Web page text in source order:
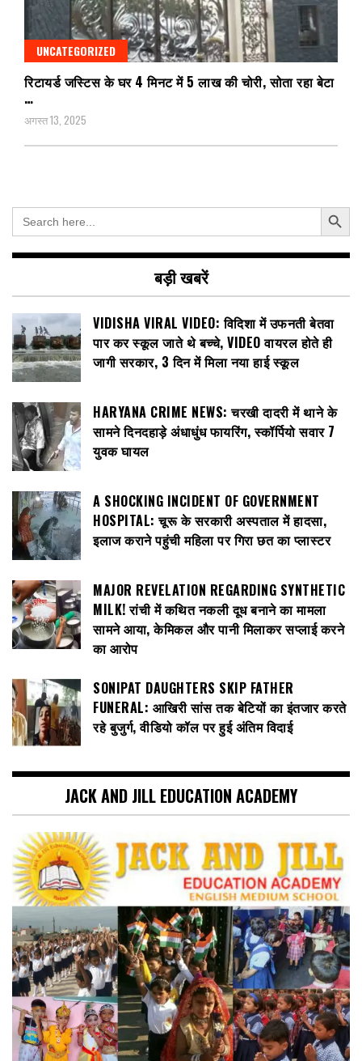
UNCATEGORIZED
रिटायर्ड जस्टिस के घर 4 मिनट में 5 लाख की चोरी, सोता रहा बेटा
…
अगस्त 13, 2025
Search
for:
Search Button
बड़ी खबरें
VIDISHA VIRAL VIDEO: विदिशा में उफनती बेतवा
पार कर स्कूल जाते थे बच्चे, VIDEO वायरल होते ही
जागी सरकार, 3 दिन में मिला नया हाई स्कूल
HARYANA CRIME NEWS: चरखी दादरी में थाने के
सामने दिनदहाड़े अंधाधुंध फायरिंग, स्कॉर्पियो सवार 7
युवक घायल
A SHOCKING INCIDENT OF GOVERNMENT
HOSPITAL: चूरू के सरकारी अस्पताल में हादसा,
इलाज कराने पहुंची महिला पर गिरा छत का प्लास्टर
MAJOR REVELATION REGARDING SYNTHETIC
MILK! रांची में कथित नकली दूध बनाने का मामला
सामने आया, केमिकल और पानी मिलाकर सप्लाई करने
का आरोप
SONIPAT DAUGHTERS SKIP FATHER
FUNERAL: आखिरी सांस तक बेटियों का इंतजार करते
रहे बुजुर्ग, वीडियो कॉल पर हुई अंतिम विदाई
JACK AND JILL EDUCATION ACADEMY